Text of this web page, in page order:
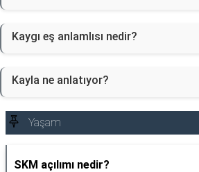
Kaygı eş anlamlısı nedir?
Kayla ne anlatıyor?
Yaşam
SKM açılımı nedir?